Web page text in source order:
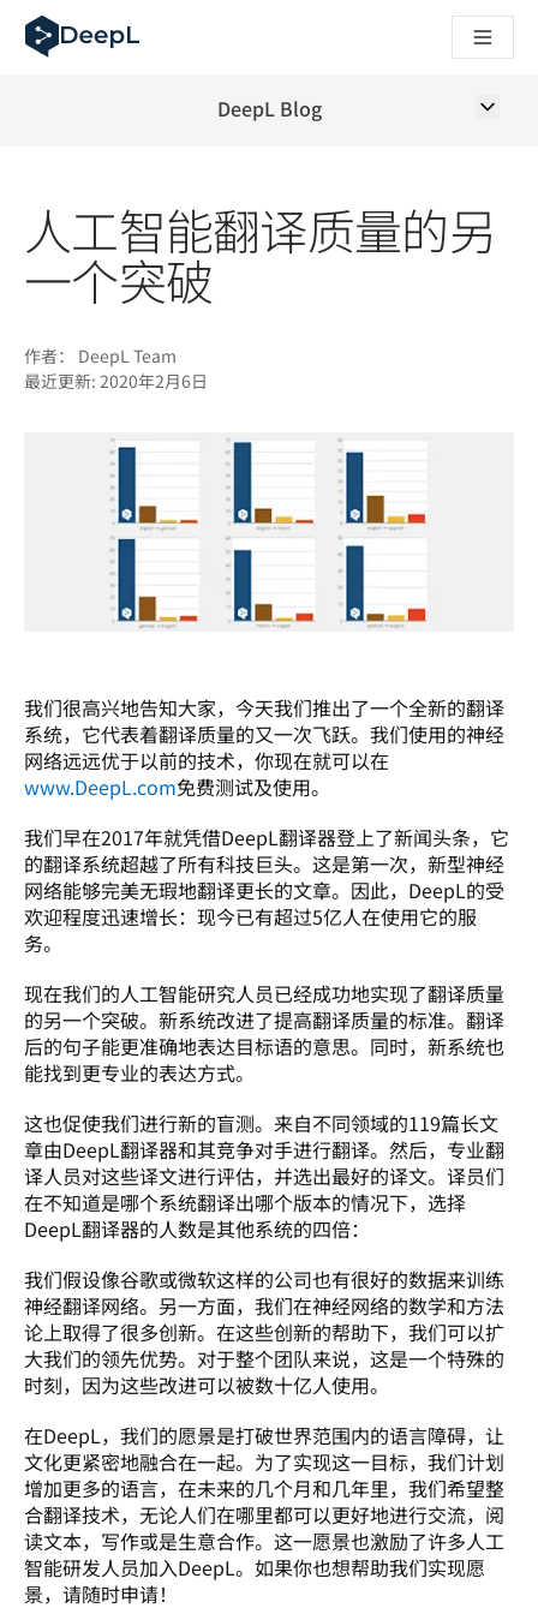
DeepL 人工智能智能体
DeepL Translation Flow：针对关键应用场景和集成的新型
How we brought Swiss German to DeepL
了解 Translation Flow：面向所有需要此类服务的团队，
从高质量文本翻译到实时语音平台
Building an instantly accessible voice demo with DeepL
DeepL Blog
人工智能翻译质量的另
一个突破
作者：
DeepL Team
最近更新: 2020年2月6日
我们很高兴地告知大家，今天我们推出了一个全新的翻译
系统，它代表着翻译质量的又一次飞跃。我们使用的神经
网络远远优于以前的技术，你现在就可以在
www.DeepL.com免费测试及使用。
我们早在2017年就凭借DeepL翻译器登上了新闻头条，它
的翻译系统超越了所有科技巨头。这是第一次，新型神经
网络能够完美无瑕地翻译更长的文章。因此，DeepL的受
欢迎程度迅速增长：现今已有超过5亿人在使用它的服
务。
现在我们的人工智能研究人员已经成功地实现了翻译质量
的另一个突破。新系统改进了提高翻译质量的标准。翻译
后的句子能更准确地表达目标语的意思。同时，新系统也
能找到更专业的表达方式。
这也促使我们进行新的盲测。来自不同领域的119篇长文
章由DeepL翻译器和其竞争对手进行翻译。然后，专业翻
译人员对这些译文进行评估，并选出最好的译文。译员们
在不知道是哪个系统翻译出哪个版本的情况下，选择
DeepL翻译器的人数是其他系统的四倍：
我们假设像谷歌或微软这样的公司也有很好的数据来训练
神经翻译网络。另一方面，我们在神经网络的数学和方法
论上取得了很多创新。在这些创新的帮助下，我们可以扩
大我们的领先优势。对于整个团队来说，这是一个特殊的
时刻，因为这些改进可以被数十亿人使用。
在DeepL，我们的愿景是打破世界范围内的语言障碍，让
文化更紧密地融合在一起。为了实现这一目标，我们计划
增加更多的语言，在未来的几个月和几年里，我们希望整
合翻译技术，无论人们在哪里都可以更好地进行交流，阅
读文本，写作或是生意合作。这一愿景也激励了许多人工
智能研发人员加入DeepL。如果你也想帮助我们实现愿
景，请随时申请！